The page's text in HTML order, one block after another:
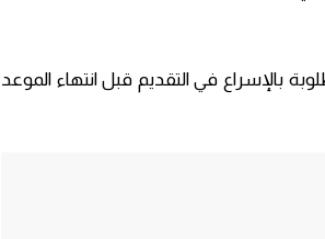
في التقديم قبل انتهاء الموعد